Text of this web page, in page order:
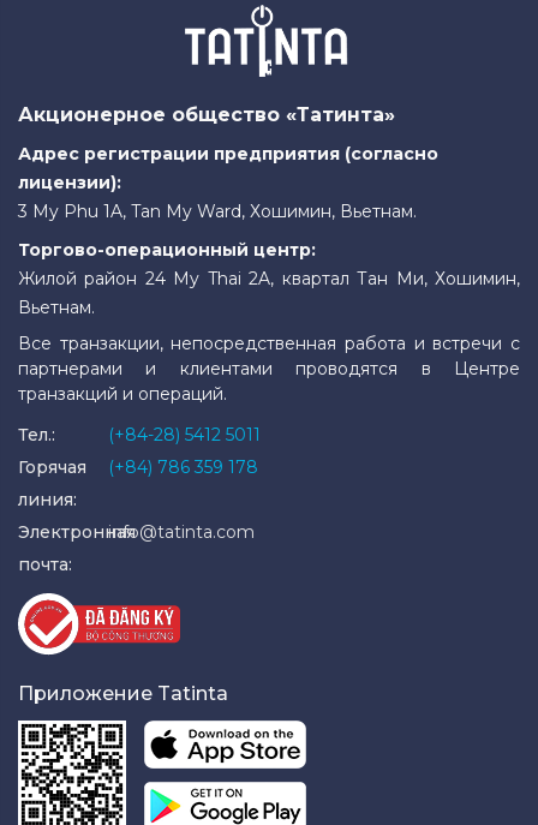
Акционерное общество «Татинта»
Адрес регистрации предприятия (согласно
лицензии):
3 My Phu 1A, Tan My Ward, Хошимин, Вьетнам.
Торгово-операционный центр:
Жилой район 24 My Thai 2A, квартал Тан Ми, Хошимин,
Вьетнам.
Все транзакции, непосредственная работа и встречи с
партнерами и клиентами проводятся в Центре
транзакций и операций.
Тел.:
(+84-28) 5412 5011
Горячая
линия:
(+84) 786 359 178
Электронная
почта:
info@tatinta.com
Приложение Tatinta